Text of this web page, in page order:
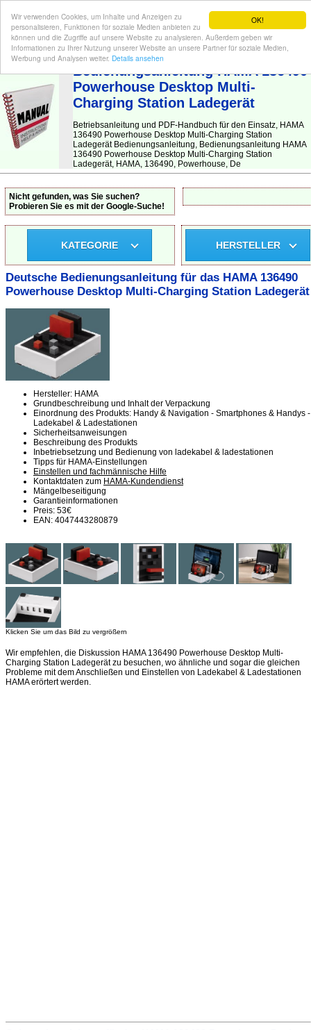
OK!
Wir verwenden Cookies, um Inhalte und Anzeigen zu
personalisieren, Funktionen für soziale Medien anbieten zu
können und die Zugriffe auf unsere Website zu analysieren. Außerdem geben wir
Informationen zu Ihrer Nutzung unserer Website an unsere Partner für soziale Medien,
Werbung und Analysen weiter. Details ansehen
BEDIENUNGSANLEITUNG| Hier finden Sie die deutsche Anleitung!
Bedienungsanleitung HAMA 136490
Powerhouse Desktop Multi-
Charging Station Ladegerät
Betriebsanleitung und PDF-Handbuch für den Einsatz, HAMA
136490 Powerhouse Desktop Multi-Charging Station
Ladegerät Bedienungsanleitung, Bedienungsanleitung HAMA
136490 Powerhouse Desktop Multi-Charging Station
Ladegerät, HAMA, 136490, Powerhouse, De
Nicht gefunden, was Sie suchen?
Probieren Sie es mit der Google-Suche!
KATEGORIE HERSTELLER
Deutsche Bedienungsanleitung für das HAMA 136490
Powerhouse Desktop Multi-Charging Station Ladegerät
Hersteller: HAMA
Grundbeschreibung und Inhalt der Verpackung
Einordnung des Produkts: Handy & Navigation - Smartphones & Handys -
Ladekabel & Ladestationen
Sicherheitsanweisungen
Beschreibung des Produkts
Inbetriebsetzung und Bedienung von ladekabel & ladestationen
Tipps für HAMA-Einstellungen
Einstellen und fachmännische Hilfe
Kontaktdaten zum HAMA-Kundendienst
Mängelbeseitigung
Garantieinformationen
Preis: 53€
EAN: 4047443280879
Klicken Sie um das Bild zu vergrößern
Wir empfehlen, die Diskussion HAMA 136490 Powerhouse Desktop Multi-
Charging Station Ladegerät zu besuchen, wo ähnliche und sogar die gleichen
Probleme mit dem Anschließen und Einstellen von Ladekabel & Ladestationen
HAMA erörtert werden.